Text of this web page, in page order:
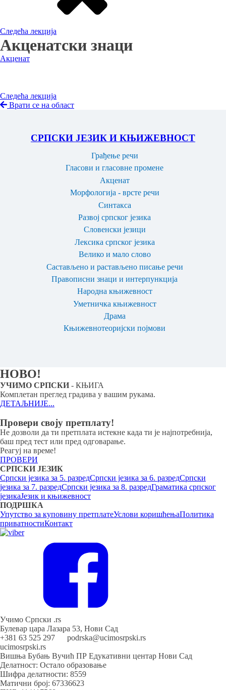
Следећа лекција
Акценатски знаци
Акценат
Следећа лекција
Врати се на област
СРПСКИ ЈЕЗИК И КЊИЖЕВНОСТ
Грађење речи
Гласови и гласовне промене
Акценат
Морфологија - врсте речи
Синтакса
Развој српског језика
Словенски језици
Лексика српског језика
Велико и мало слово
Састављено и растављено писање речи
Правописни знаци и интерпункција
Народна књижевност
Уметничка књижевност
Драма
Књижевнотеоријски појмови
НОВО!
УЧИМО СРПСКИ - КЊИГА
Комплетан преглед градива у вашим рукама.
ДЕТАЉНИЈЕ...
Провери своју претплату!
Не дозволи да ти претплата истекне када ти је најпотребнија,
баш пред тест или пред одговарање.
Реагуј на време!
ПРОВЕРИ
СРПСКИ ЈЕЗИК
Српски језика за 5. разредСрпски језика за 6. разредСрпски
језика за 7. разредСрпски језика за 8. разредГраматика српског
језикаЈезик и књижевност
ПОДРШКА
Упутство за куповину претплатеУслови коришћењаПолитика
приватностиКонтакт
Учимо Српски .rs
Булевар цара Лазара 53, Нови Сад
+381 63 525 297 podrska@ucimosrpski.rs
ucimosrpski.rs
Вишња Бубањ Вучић ПР Едукативни центар Нови Сад
Делатност: Остало образовање
Шифра делатности: 8559
Матични број: 67336623